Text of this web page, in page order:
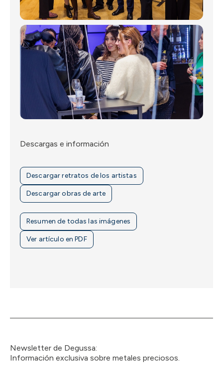
Descargas e información
Descargar retratos de los artistas
Descargar obras de arte
Resumen de todas las imágenes
Ver artículo en PDF
Newsletter de Degussa:
Información exclusiva sobre metales preciosos.